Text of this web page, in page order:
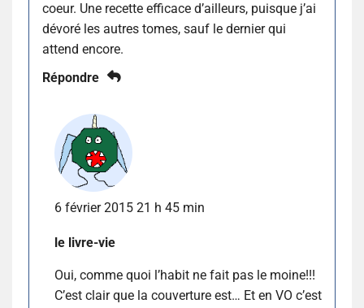
coeur. Une recette efficace d’ailleurs, puisque j’ai
dévoré les autres tomes, sauf le dernier qui
attend encore.
Répondre
6 février 2015 21 h 45 min
le livre-vie
Oui, comme quoi l’habit ne fait pas le moine!!!
C’est clair que la couverture est… Et en VO c’est